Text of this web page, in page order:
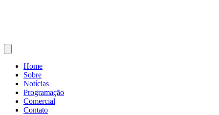
Home
Sobre
Notícias
Programação
Comercial
Contato